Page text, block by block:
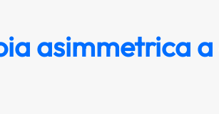
asimmetrica